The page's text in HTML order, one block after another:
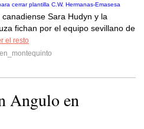
Sara Hudyn y la
fichan por el equipo sevillano de
el resto
Angulo en